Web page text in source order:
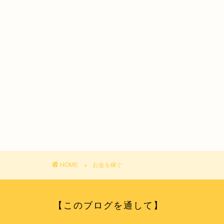
HOME お金を稼ぐ
【このブログを通して】